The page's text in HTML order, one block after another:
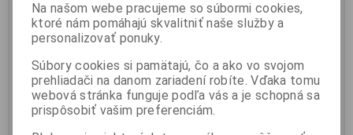
1:43 MINI COOPER JOHN
WORKS RED 2023 - SOLIDO -
S4315001
Výrobca:SOLIDO
Katalógové číslo: SO-S4315001
Skladom:3 ks
29,95 EUR
1:43 MINI COOPER JOHN
WORKS GREEN 2023 - SOLIDO
Výrobca: SOLIDO
Katalógové číslo:SO-S4315002
Skladom:4 ks
29,95 EUR
Na našom webe pracujeme so súbormi cookies,
ktoré nám pomáhajú skvalitniť naše služby a
personalizovať ponuky.
Súbory cookies si pamätajú, čo a ako vo svojom
prehliadači na danom zariadení robíte. Vďaka tomu
webová stránka funguje podľa vás a je schopná sa
prispôsobiť vašim preferenciám.